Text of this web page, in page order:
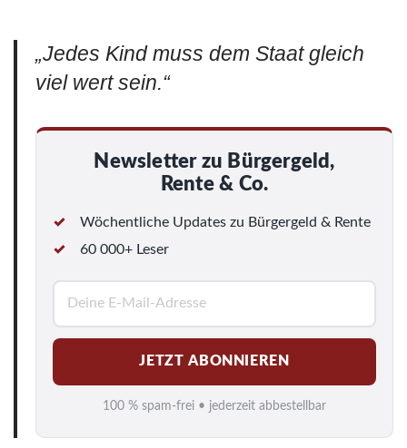
„Jedes Kind muss dem Staat gleich
viel wert sein.“
Newsletter zu Bürgergeld,
Rente & Co.
Wöchentliche Updates zu Bürgergeld & Rente
60 000+ Leser
M
a
i
l
*
JETZT ABONNIEREN
100 % spam-frei • jederzeit abbestellbar